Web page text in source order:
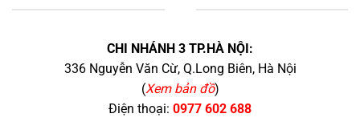
CHI NHÁNH 3 TP.HÀ NỘI:
336 Nguyễn Văn Cừ, Q.Long Biên, Hà Nội
(Xem bản đồ)
Điện thoại: 0977 602 688